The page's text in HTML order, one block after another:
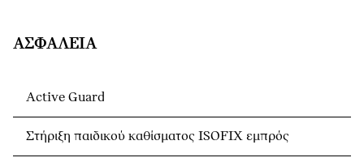
ΑΣΦΆΛΕΙΑ
Active Guard
Στήριξη παιδικού καθίσματος ISOFIX εμπρός